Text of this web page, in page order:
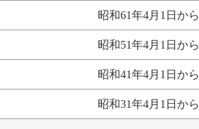
昭和61年4月1日か
昭和51年4月1日か
昭和41年4月1日か
昭和31年4月1日か